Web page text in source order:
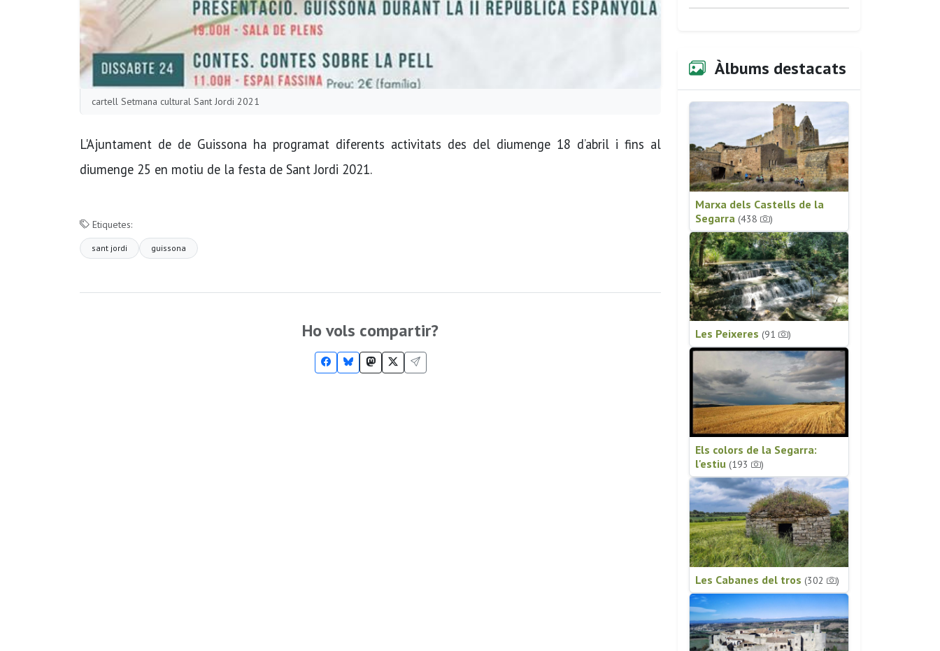
cartell Setmana cultural Sant Jordi 2021
L'Ajuntament de de Guissona ha programat diferents activitats des del diumenge 18 d’abril i fins al
diumenge 25 en motiu de la festa de Sant Jordi 2021.
Etiquetes:
sant jordi guissona
Ho vols compartir?
Àlbums destacats
Marxa dels Castells de la
Segarra (438 )
Les Peixeres (91 )
Els colors de la Segarra:
l'estiu (193 )
Les Cabanes del tros (302 )